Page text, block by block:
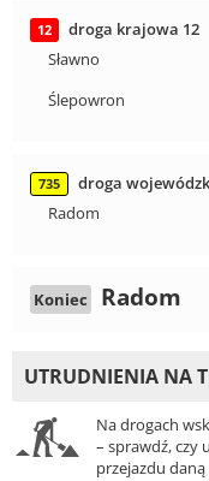
12
droga krajowa 12
Sławno
Ślepowron
735
droga
Radom
Koniec Radom
UTRUDNIENIA NA
Na drogach
– sprawdź, czy
przejazdu